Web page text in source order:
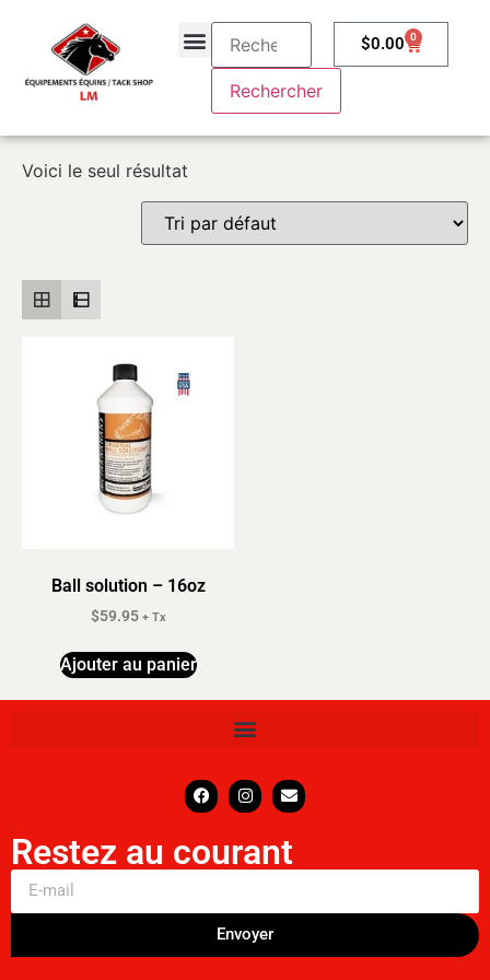
$0.00 0
Voici le seul résultat
Ball solution – 16oz
$59.95 + Tx
Ajouter au panier
Restez au courant
Envoyer